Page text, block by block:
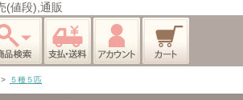
(値段),通販
> ５種５匹